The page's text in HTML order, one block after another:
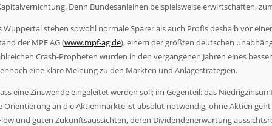
Denn Bundesanleihen beispielsweise erwirtschaften,
stehen sowohl normale Sparer als auch Profis deshalb vor
der MPF AG (www.mpf-ag.de), einem der größten deutschen
Crash-Propheten wurden in den vergangenen Jahren eines
eine klare Meinung zu den Märkten und Anlagestrategien.
eine Zinswende eingeleitet werden soll; im Gegenteil: das
an die Aktienmärkte ist absolut notwendig, ohne Aktien
und guten Zukunftsaussichten, deren Dividendenerwartung